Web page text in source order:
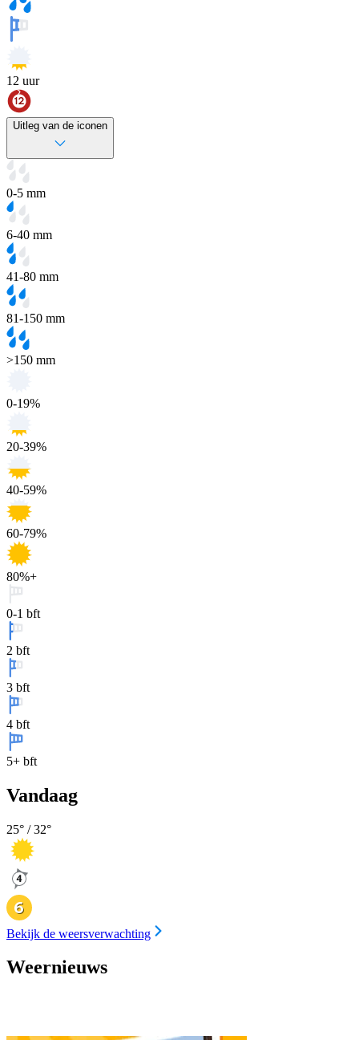
12 uur
Uitleg van de iconen
0-5 mm
6-40 mm
41-80 mm
81-150 mm
>150 mm
0-19%
20-39%
40-59%
60-79%
80%+
0-1 bft
2 bft
3 bft
4 bft
5+ bft
Vandaag
25° /32°
Bekijk de weersverwachting
Weernieuws